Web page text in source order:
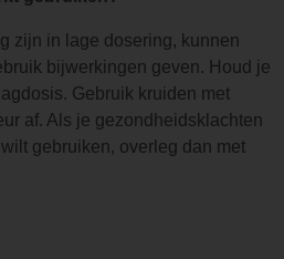
zijn in lage dosering, kunnen
bijwerkingen geven. Houd je
Gebruik kruiden met
af. Als je gezondheidsklachten
gebruiken, overleg dan met